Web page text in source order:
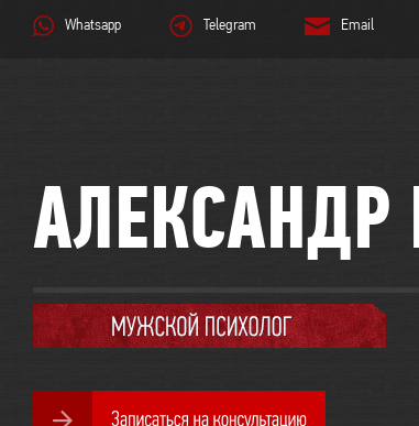
Whatsapp Telegram Email
АЛЕКСАНДР